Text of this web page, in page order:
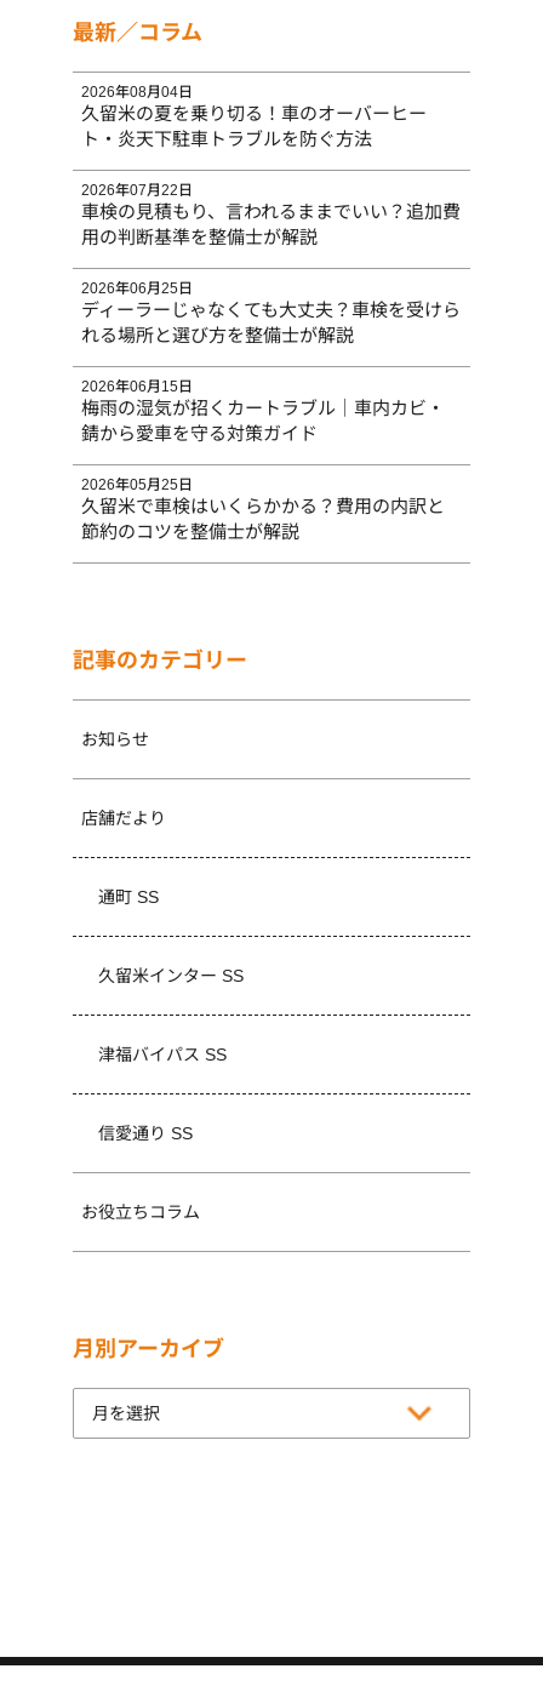
最新／コラム
久留米の夏を乗り切る！車のオーバーヒー
ト・炎天下駐車トラブルを防ぐ方法
2026年08月04日
車検の見積もり、言われるままでいい？追加費
用の判断基準を整備士が解説
2026年07月22日
ディーラーじゃなくても大丈夫？車検を受けら
れる場所と選び方を整備士が解説
2026年06月25日
梅雨の湿気が招くカートラブル｜車内カビ・
錆から愛車を守る対策ガイド
2026年06月15日
久留米で車検はいくらかかる？費用の内訳と
節約のコツを整備士が解説
2026年05月25日
記事のカテゴリー
お知らせ
店舗だより
通町 SS
久留米インター SS
津福バイパス SS
信愛通り SS
お役立ちコラム
月別アーカイブ